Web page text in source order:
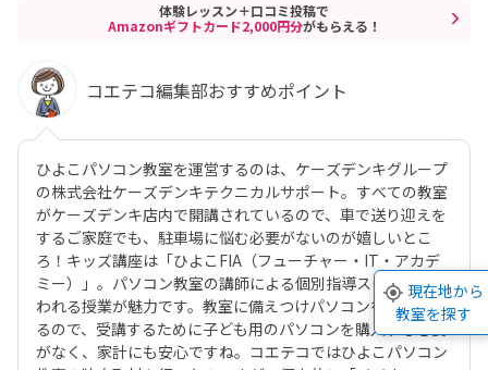
体験レッスン＋口コミ投稿で
Amazonギフトカード2,000円分がもらえる！
コエテコ編集部おすすめポイント
ひよこパソコン教室を運営するのは、ケーズデンキグループ
の株式会社ケーズデンキテクニカルサポート。すべての教室
がケーズデンキ店内で開講されているので、車で送り迎えを
するご家庭でも、駐車場に悩む必要がないのが嬉しいとこ
ろ！キッズ講座は「ひよこFIA（フューチャー・IT・アカデ
ミー）」。パソコン教室の講師による個別指導スタイルで行
われる授業が魅力です。教室に備えつけパソコンを使用でき
るので、受講するために子ども用のパソコンを購入する必要
がなく、家計にも安心ですね。コエテコではひよこパソコン
現在地から
教室を探す